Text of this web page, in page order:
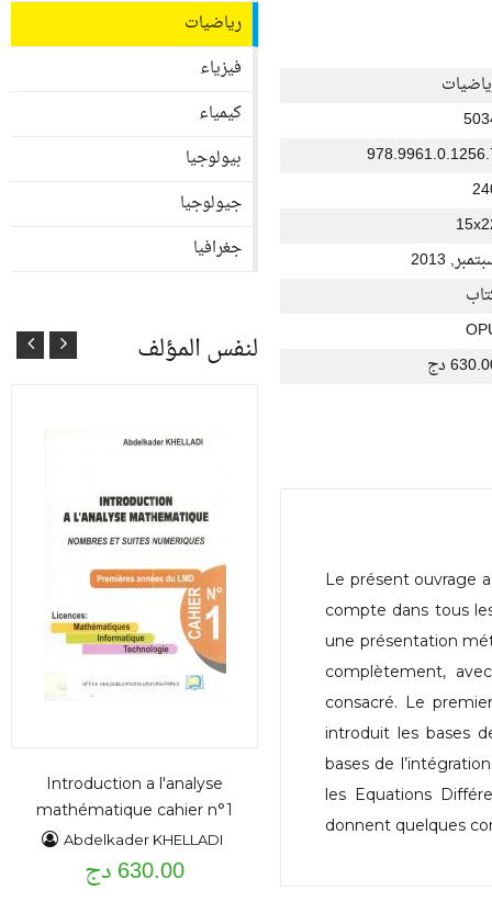
2013
دج
Le présent ouvrage
compte dans tous
une présentation
complètement,
consacré. Le
introduit les bases
bases de
les Equations
donnent quelques
رياضيات
فيزياء
كيمياء
بيولوجيا
جيولوجيا
جغرافيا
لنفس المؤلف
Introduction a l'analyse
mathématique cahier n°1
Abdelkader KHELLADI
630.00 دج